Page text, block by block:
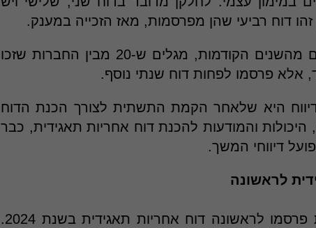
אם לוקחים בחשבון גם את הדיווחים מהשנים הקודמות, מגלים ש-20 מבין החברות שזכו
אלא פרסמו לפחות דוח שנתי נוסף.
היא שלאחר הקמת התשתית לצורך הכנת הדוח
והמודעות להכנת דוח אחריות תאגידית, כבר
דיווחי המשך.
מבדיקת הנתונים עולה כי 8 חברות פרסמו לראשונה דוח אחריות תאגידית בשנת 2024.